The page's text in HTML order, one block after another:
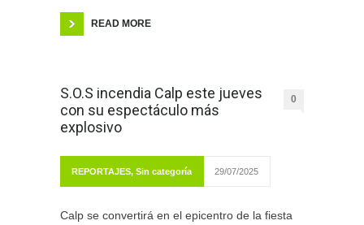
READ MORE
S.O.S incendia Calp este jueves
con su espectáculo más
explosivo
0
REPORTAJES, Sin categoría 29/07/2025
Calp se convertirá en el epicentro de la fiesta